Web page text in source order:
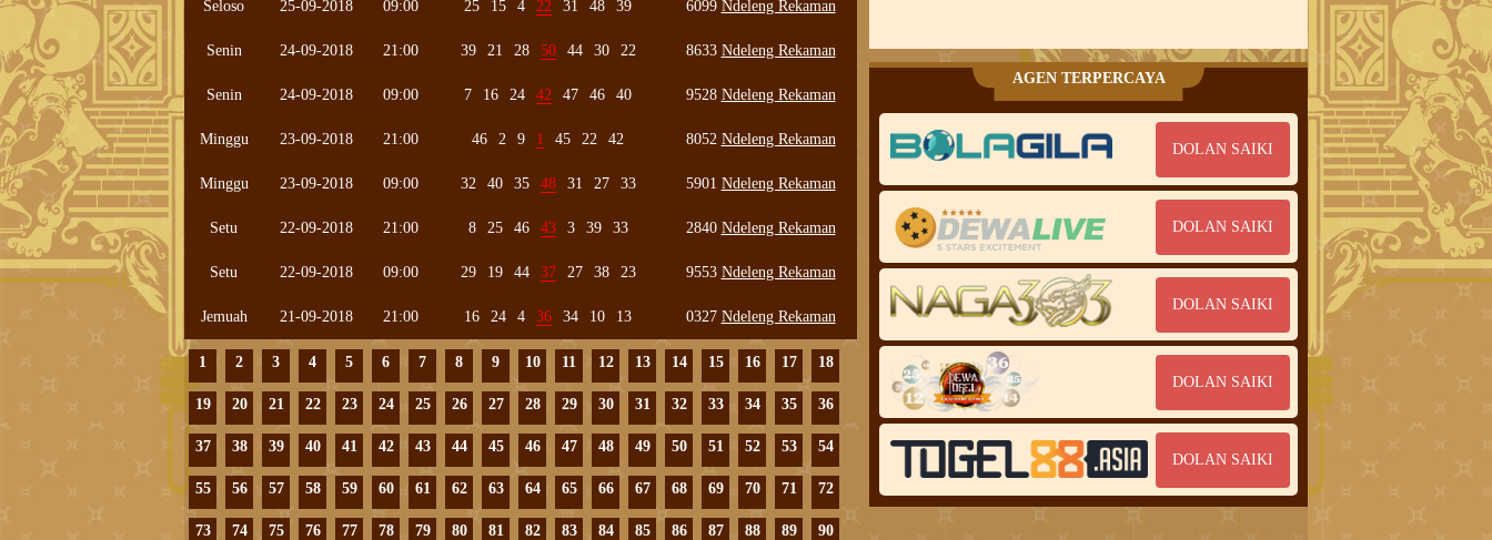
Seloso 25-09-2018 09:00 25 15 4 22 31 48 39 6099 Ndeleng Rekaman
Senin 24-09-2018 21:00 39 21 28 50 44 30 22 8633 Ndeleng Rekaman
Senin 24-09-2018 09:00 7 16 24 42 47 46 40 9528 Ndeleng Rekaman
Minggu 23-09-2018 21:00 46 2 9 1 45 22 42 8052 Ndeleng Rekaman
Minggu 23-09-2018 09:00 32 40 35 48 31 27 33 5901 Ndeleng Rekaman
Setu 22-09-2018 21:00 8 25 46 43 3 39 33 2840 Ndeleng Rekaman
Setu 22-09-2018 09:00 29 19 44 37 27 38 23 9553 Ndeleng Rekaman
Jemuah 21-09-2018 21:00 16 24 4 36 34 10 13 0327 Ndeleng Rekaman
1 2 3 4 5 6 7 8 9 10 11 12 13 14 15 16 17 18
19 20 21 22 23 24 25 26 27 28 29 30 31 32 33 34 35 36
37 38 39 40 41 42 43 44 45 46 47 48 49 50 51 52 53 54
55 56 57 58 59 60 61 62 63 64 65 66 67 68 69 70 71 72
73 74 75 76 77 78 79 80 81 82 83 84 85 86 87 88 89 90
AGEN TERPERCAYA
DOLAN SAIKI
DOLAN SAIKI
DOLAN SAIKI
DOLAN SAIKI
DOLAN SAIKI